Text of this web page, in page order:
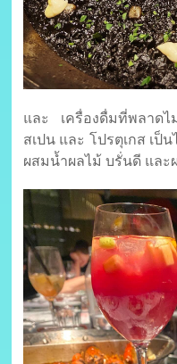
และ เครื่องดื่มที่พลาด
สเปน และ โปรตุเกส เ
ผสมน้ำผลไม้ บรั่นดี แล